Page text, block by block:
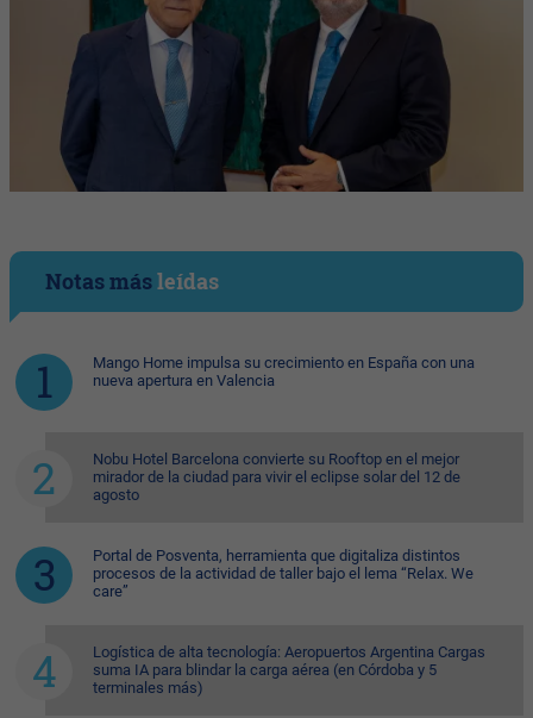
Notas másleídas
Mango Home impulsa su crecimiento en España con una
nueva apertura en Valencia
Nobu Hotel Barcelona convierte su Rooftop en el mejor
mirador de la ciudad para vivir el eclipse solar del 12 de
agosto
Portal de Posventa, herramienta que digitaliza distintos
procesos de la actividad de taller bajo el lema “Relax. We
care”
Logística de alta tecnología: Aeropuertos Argentina Cargas
suma IA para blindar la carga aérea (en Córdoba y 5
terminales más)